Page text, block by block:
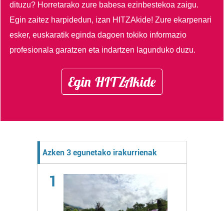
dituzu? Horretarako zure babesa ezinbestekoa zaigu.
Egin zaitez harpidedun, izan HITZAkide!Zure ekarpenari
esker, euskaratik eginda dagoen tokiko informazio
profesionala garatzen eta indartzen lagunduko duzu.
Egin HITZAkide
Azken 3 egunetako irakurrienak
1